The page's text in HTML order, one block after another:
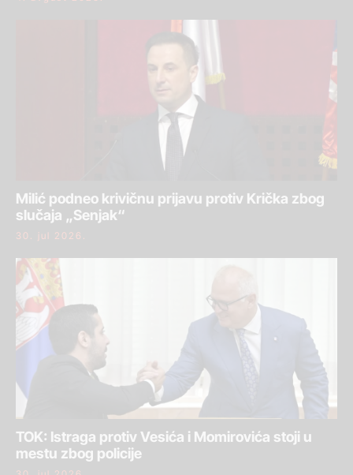
Milić podneo krivičnu prijavu protiv Krička zbog
slučaja „Senjak“
30. jul 2026.
TOK: Istraga protiv Vesića i Momirovića stoji u
mestu zbog policije